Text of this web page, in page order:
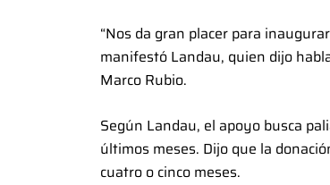
“Nos da gran placer para
manifestó Landau, quien dijo
Marco Rubio.
Según Landau, el apoyo busca
últimos meses. Dijo que la
cuatro o cinco meses.